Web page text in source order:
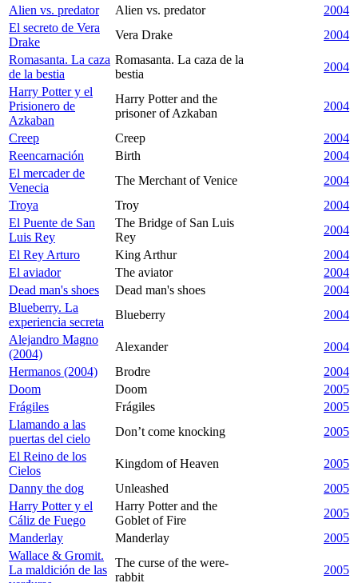
Alien vs. predator Alien vs. predator
2004
El secreto de Vera
Drake
Vera Drake
2004
Romasanta. La caza
de la bestia
Romasanta. La caza de la
bestia
2004
Harry Potter y el
Prisionero de
Azkaban
Harry Potter and the
prisoner of Azkaban
2004
Creep Creep
2004
Reencarnación
Birth
2004
El mercader de
Venecia
The Merchant of Venice
2004
Troya
Troy
2004
El Puente de San
Luis Rey
The Bridge of San Luis
Rey
2004
El Rey Arturo
King Arthur
2004
El aviador
The aviator
2004
Dead man's shoes
Dead man's shoes
2004
Blueberry. La
experiencia secreta
Blueberry
2004
Alejandro Magno
(2004)
Alexander
2004
Hermanos (2004)
Brodre
2004
Doom
Doom
2005
Frágiles
Frágiles
2005
Llamando a las
puertas del cielo
Don’t come knocking
2005
El Reino de los
Cielos
Kingdom of Heaven
2005
Danny the dog
Unleashed
2005
Harry Potter y el
Cáliz de Fuego
Harry Potter and the
Goblet of Fire
2005
Manderlay
Manderlay
2005
Wallace & Gromit.
La maldición de las
The curse of the were-
rabbit
2005